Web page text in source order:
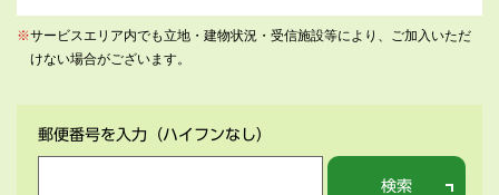
※サービスエリア内でも立地・建物状況・受信施設等により、ご加入いただ
けない場合がございます。
郵便番号を入力 （ハイフンなし）
検索